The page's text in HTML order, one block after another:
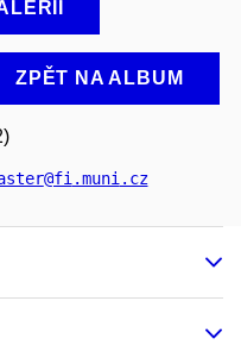
ZPĚT NA ALBUM
@fi.muni.cz